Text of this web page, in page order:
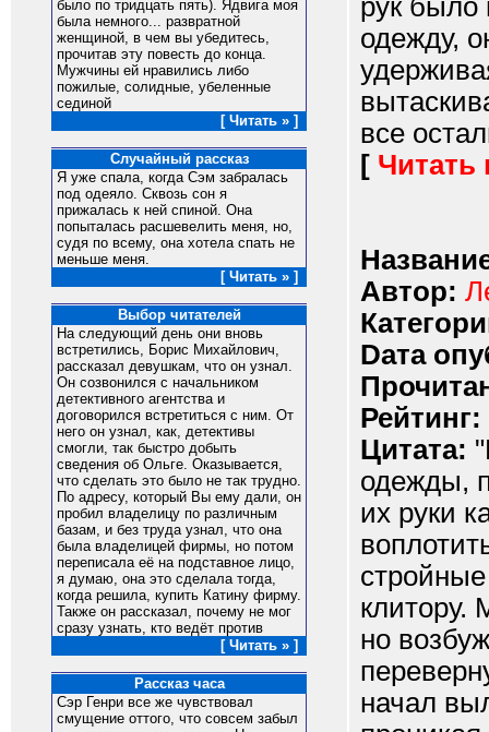
было по тридцать пять). Ядвига моя
была немного... развратной
женщиной, в чем вы убедитесь,
прочитав эту повесть до конца.
Мужчины ей нравились либо
пожилые, солидные, убеленные
сединой
[ Читать » ]
Случайный рассказ
Я уже спала, когда Сэм забралась
под одеяло. Сквозь сон я
прижалась к ней спиной. Она
попыталась расшевелить меня, но,
судя по всему, она хотела спать не
меньше меня.
[ Читать » ]
Выбор читателей
На следующий день они вновь
встретились, Борис Михайлович,
рассказал девушкам, что он узнал.
Он созвонился с начальником
детективного агентства и
договорился встретиться с ним. От
него он узнал, как, детективы
смогли, так быстро добыть
сведения об Ольге. Оказывается,
что сделать это было не так трудно.
По адресу, который Вы ему дали, он
пробил владелицу по различным
базам, и без труда узнал, что она
была владелицей фирмы, но потом
переписала её на подставное лицо,
я думаю, она это сделала тогда,
когда решила, купить Катину фирму.
Также он рассказал, почему не мог
сразу узнать, кто ведёт против
[ Читать » ]
Рассказ часа
Сэр Генри все же чувствовал
смущение оттого, что совсем забыл
рук было
одежду,
все
[ Читать
Автор:
Dата
Рейтинг:
Цитата:
одежды,
их руки
клитору.
но
начал